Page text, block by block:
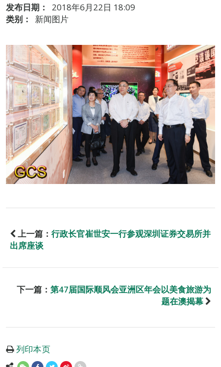
发布日期：
2018年6月22日 18:09
类别：
新闻图片
上一篇： 行政长官崔世安一行参观深圳证券交易所并
出席座谈
下一篇： 第47届国际顺风会亚洲区年会以美食旅游为
题在澳揭幕
列印本页